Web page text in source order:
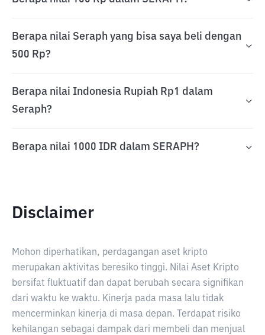
Berapa nilai Seraph yang bisa saya beli dengan
500 Rp?
Berapa nilai Indonesia Rupiah Rp1 dalam
Seraph?
Berapa nilai 1000 IDR dalam SERAPH?
Disclaimer
Mohon diperhatikan, perdagangan aset kripto
merupakan aktivitas beresiko tinggi. Nilai Aset Kripto
bersifat fluktuatif dan dapat berubah secara signifikan
dari waktu ke waktu. Kinerja pada masa lalu tidak
mencerminkan kinerja di masa depan. Terdapat risiko
kehilangan sebagai dampak dari membeli dan menjual